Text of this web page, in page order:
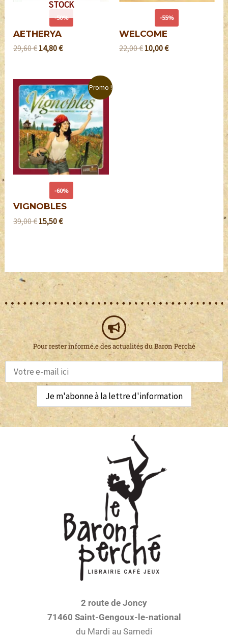
-50%
STOCK
AETHERYA
29,60€ 14,80€
-55%
WELCOME
22,00€ 10,00€
Promo !
-60%
VIGNOBLES
39,00€ 15,50€
Pour rester informé.e des actualités du Baron Perché
2 route de Joncy
71460 Saint-Gengoux-le-national
du Mardi au Samedi